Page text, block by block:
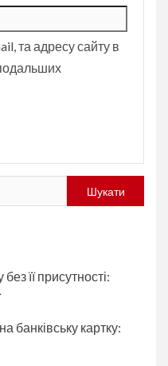
та адресу сайту в
її присутності:
банківську картку: